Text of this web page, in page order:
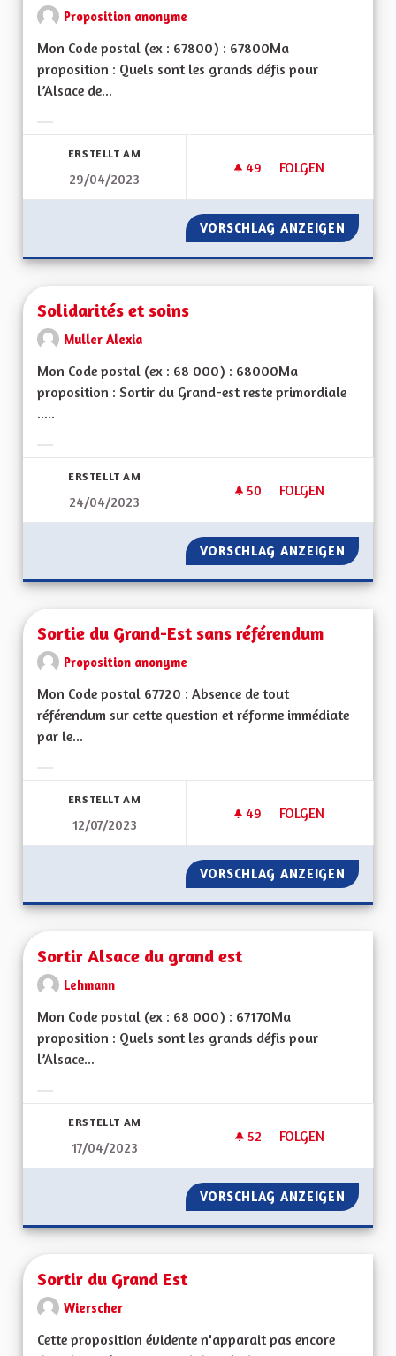
Proposition anonyme
Mon Code postal (ex : 67800) : 67800Ma
proposition : Quels sont les grands défis pour
l’Alsace de...
ERSTELLT AM
29/04/2023
49 49 FOLLOWER
FOLGEN
SERVICE PUBLIC
VORSCHLAG ANZEIGEN
Solidarités et soins
Muller Alexia
Mon Code postal (ex : 68 000) : 68000Ma
proposition : Sortir du Grand-est reste primordiale
.....
ERSTELLT AM
24/04/2023
50 50 FOLLOWER
FOLGEN
SOLIDARITÉS ET
VORSCHLAG ANZEIGEN
Sortie du Grand-Est sans référendum
Proposition anonyme
Mon Code postal 67720 : Absence de tout
référendum sur cette question et réforme immédiate
par le...
ERSTELLT AM
12/07/2023
49 49 FOLLOWER
FOLGEN
SORTIE DU
VORSCHLAG ANZEIGEN
Sortir Alsace du grand est
Lehmann
Mon Code postal (ex : 68 000) : 67170Ma
proposition : Quels sont les grands défis pour
l’Alsace...
ERSTELLT AM
17/04/2023
52 52 FOLLOWER
FOLGEN
SORTIR ALSACE
VORSCHLAG ANZEIGEN
Sortir du Grand Est
Wierscher
Cette proposition évidente n'apparait pas encore